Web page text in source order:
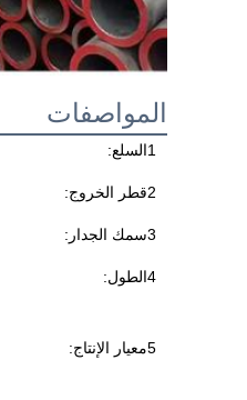
المواصفات
1السلع:
2قطر الخروج:
3سمك الجدار:
4الطول:
5معيار الإنتاج: